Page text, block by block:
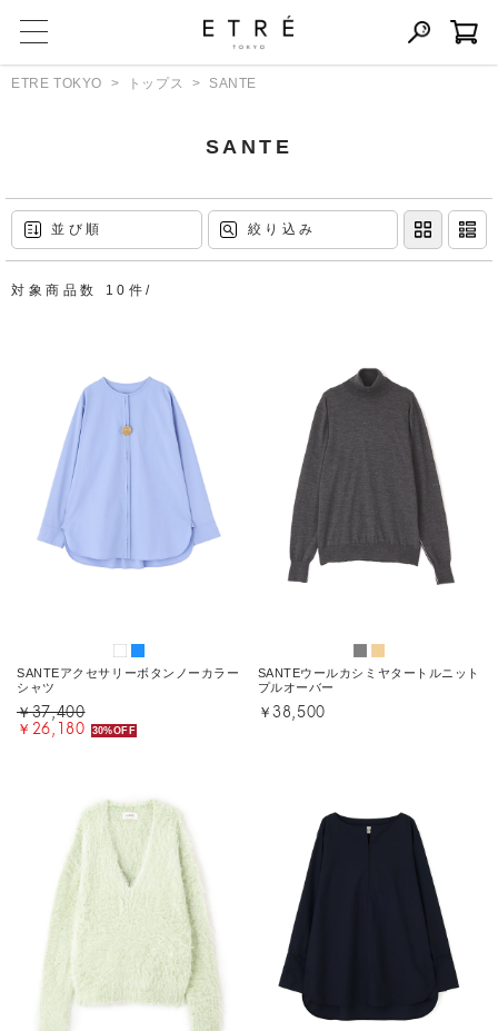
ETRE TOKYO トップス SANTE
SANTE
並び順 絞り込み
対象商品数 10件/
SANTEアクセサリーボタンノーカラー
シャツ
￥37,400
￥26,180 30%OFF
SANTEウールカシミヤタートルニット
プルオーバー
￥38,500